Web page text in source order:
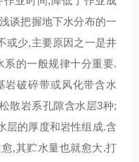
谈把握地下水分布的一
或少,主要原因之一是井
系的一般规律十分重要.
岩破碎带或风化带含水
散岩系孔隙含水层3种;
层的厚度和岩性组成.含
,其贮水量也就愈大.打